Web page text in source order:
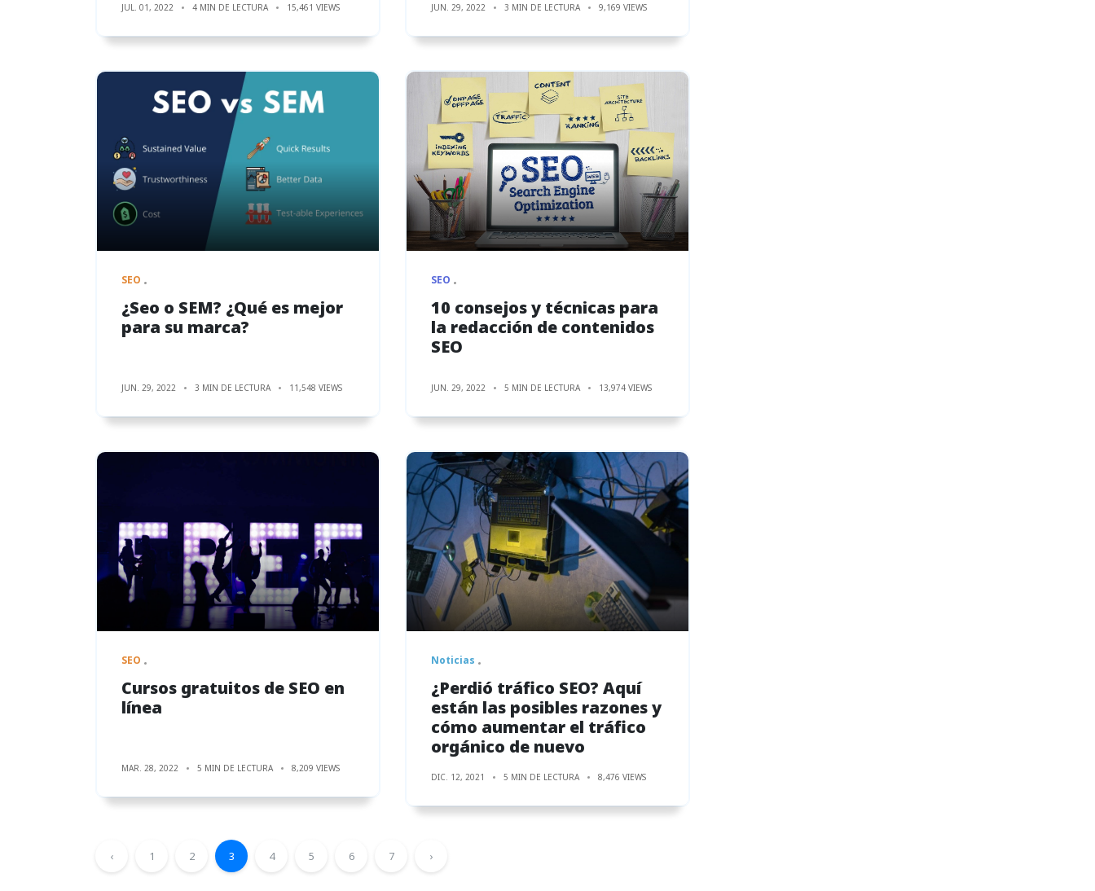
JUL. 01, 2022 4 MIN DE LECTURA 15,461 VIEWS JUN. 29, 2022 3 MIN DE LECTURA 9,169 VIEWS
SEO
¿Seo o SEM? ¿Qué es mejor
para su marca?
JUN. 29, 2022 3 MIN DE LECTURA 11,548 VIEWS
SEO
10 consejos y técnicas para
la redacción de contenidos
SEO
JUN. 29, 2022 5 MIN DE LECTURA 13,974 VIEWS
SEO
Cursos gratuitos de SEO en
línea
MAR. 28, 2022 5 MIN DE LECTURA 8,209 VIEWS
Noticias
¿Perdió tráfico SEO? Aquí
están las posibles razones y
cómo aumentar el tráfico
orgánico de nuevo
DIC. 12, 2021 5 MIN DE LECTURA 8,476 VIEWS
‹ 1 2 3 4 5 6 7 ›